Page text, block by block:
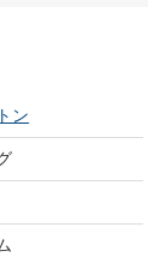
ン